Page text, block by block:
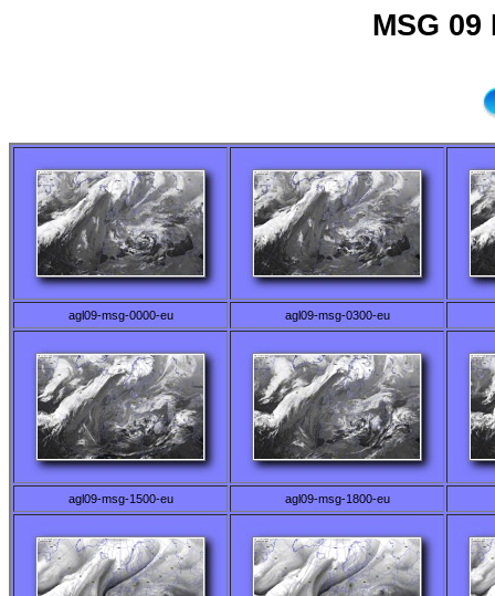
MSG 09
agl09-msg-0000-eu agl09-msg-0300-eu
agl09-msg-1500-eu agl09-msg-1800-eu